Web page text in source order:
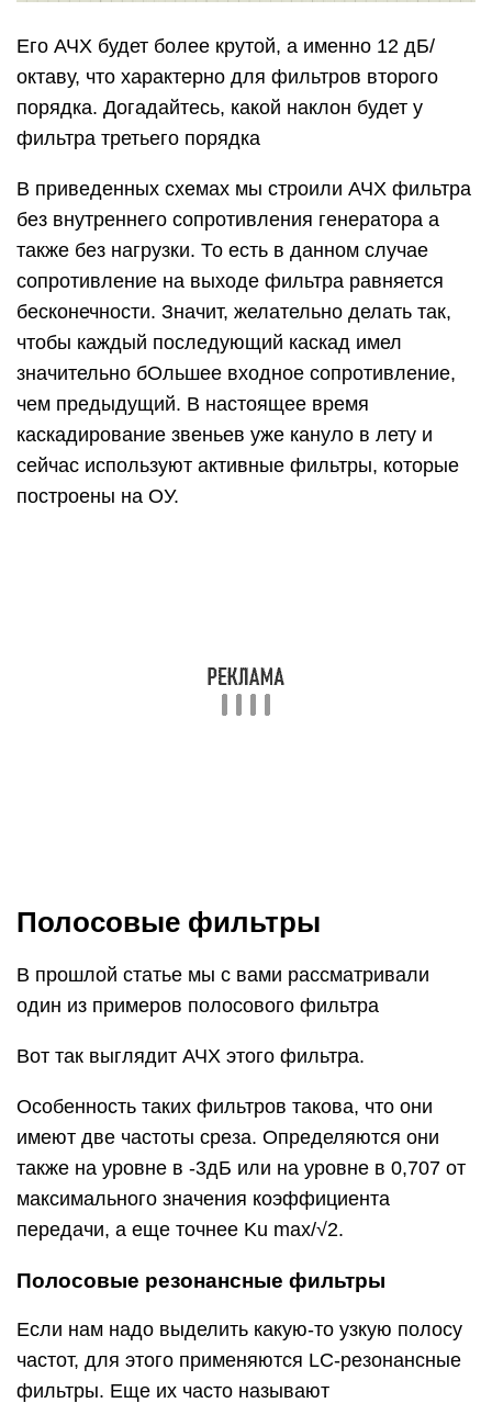
Полосовые фильтры
В прошлой статье мы с вами рассматривали
один из примеров полосового фильтра
Вот так выглядит АЧХ этого фильтра.
Особенность таких фильтров такова, что они
имеют две частоты среза. Определяются они
также на уровне в -3дБ или на уровне в 0,707 от
максимального значения коэффициента
частот, для этого применяются LC-резонанcные
фильтры. Еще их часто называют
LC-контур в сочетании с резистором R образует
делитель напряжения. Катушка и конденсатор в
паре создают параллельный колебательный
контур, который на частоте резонанса будет
иметь очень высокий импеданс, в народе –
резонансе будет значение входного напряжения,
при условии если мы к выходу такого фильтра